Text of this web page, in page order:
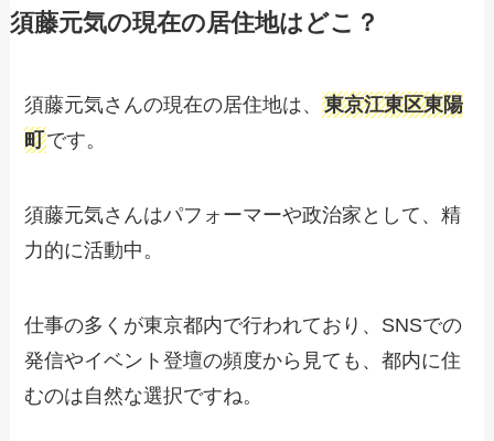
須藤元気の現在の居住地はどこ？
須藤元気さんの現在の居住地は、東京江東区東陽
町です。
須藤元気さんはパフォーマーや政治家として、精
力的に活動中。
仕事の多くが東京都内で行われており、SNSでの
発信やイベント登壇の頻度から見ても、都内に住
むのは自然な選択ですね。